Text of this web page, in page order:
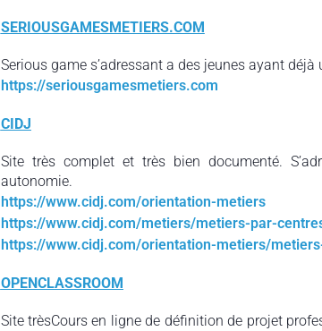
SERIOUSGAMESMETIERS.COM
Serious game s’adressant a des jeunes ayant déjà
https://seriousgamesmetiers.com
CIDJ
Site très complet et très bien documenté.
autonomie.
https://www.cidj.com/orientation-metiers
https://www.cidj.com/metiers/metiers-par-
https://www.cidj.com/orientation-metiers/
OPENCLASSROOM
Site trèsCours en ligne de définition de projet